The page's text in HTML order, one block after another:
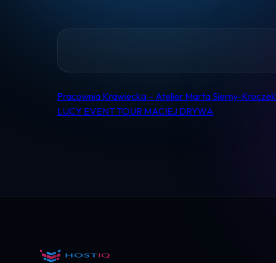
Nawigacja
Pracownia Krawiecka – Atelier Marta Sierny-Kroczek
LUCY EVENT TOUR MACIEJ DRYWA